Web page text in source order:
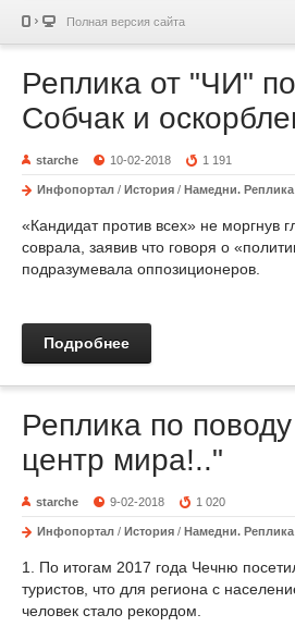
Полная версия сайта
Реплика от "ЧИ"
Собчак и
starche 10-02-2018 1 191
Инфопортал / История / Намедни.
«Кандидат против всех» не моргнув
соврала, заявив что говоря о
подразумевала оппозиционеров.
Подробнее
Реплика по
центр мира!.."
starche 9-02-2018 1 020
Инфопортал / История / Намедни.
1. По итогам 2017 года Чечню
туристов, что для региона с
человек стало рекордом.